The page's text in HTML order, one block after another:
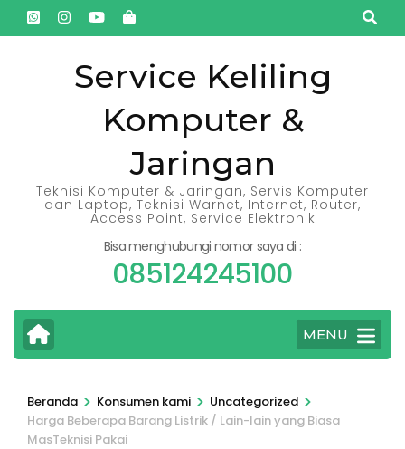
Lompat
ke
Service Keliling
Komputer &
Jaringan
Teknisi Komputer & Jaringan, Servis Komputer
dan Laptop, Teknisi Warnet, Internet, Router,
Access Point, Service Elektronik
Bisa menghubungi nomor saya di :
085124245100
MENU
Beranda > Konsumen kami > Uncategorized >
Harga Beberapa Barang Listrik / Lain-lain yang Biasa
MasTeknisi Pakai